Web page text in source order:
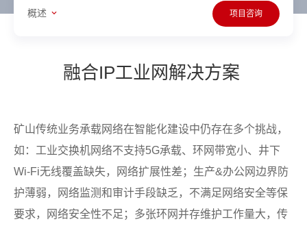
概述 项目咨询
融合IP工业网解决方案
矿山传统业务承载网络在智能化建设中仍存在多个挑战，
如：工业交换机网络不支持5G承载、环网带宽小、井下
Wi-Fi无线覆盖缺失，网络扩展性差；生产&办公网边界防
护薄弱，网络监测和审计手段缺乏，不满足网络安全等保
要求，网络安全性不足；多张环网并存维护工作量大，传